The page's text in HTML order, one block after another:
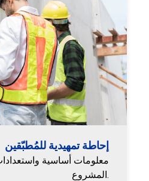
إحاطة تمهيدية للمُطبّقين
معلومات أساسية
المشروع.